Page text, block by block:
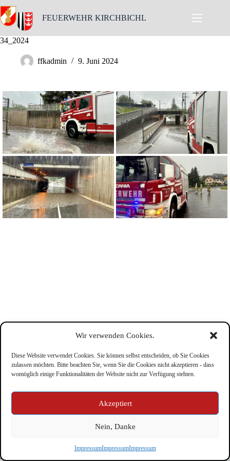
Wir verwenden Cookies.
Diese Website verwendet Cookies. Sie können selbst entscheiden, ob Sie Cookies
zulassen möchten. Bitte beachten Sie, wenn Sie die Cookies nicht akzeptieren - dass
womöglich einige Funktionalitäten der Website nicht zur Verfügung stehten.
Akzeptiert
Nein, Danke
ImpressumImpressumImpressum
Skip
to
content
FEUERWEHR KIRCHBICHL
34_2024
ffkadmin 9. Juni 2024
Copyright © Feuerwehr Kirchbichl 2026 - WordPress Theme
by